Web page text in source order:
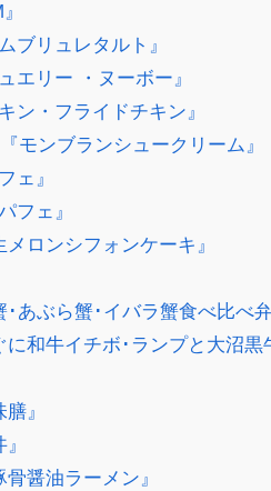
ブリュレタルト』
エリー ・ヌーボー』
・フライドチキン』
モンブランシュークリーム』
ェ』
フェ』
ロンシフォンケーキ』
ぶら蟹･イバラ蟹食べ比べ弁
和牛イチボ･ランプと大沼黒
』
醤油ラーメン』